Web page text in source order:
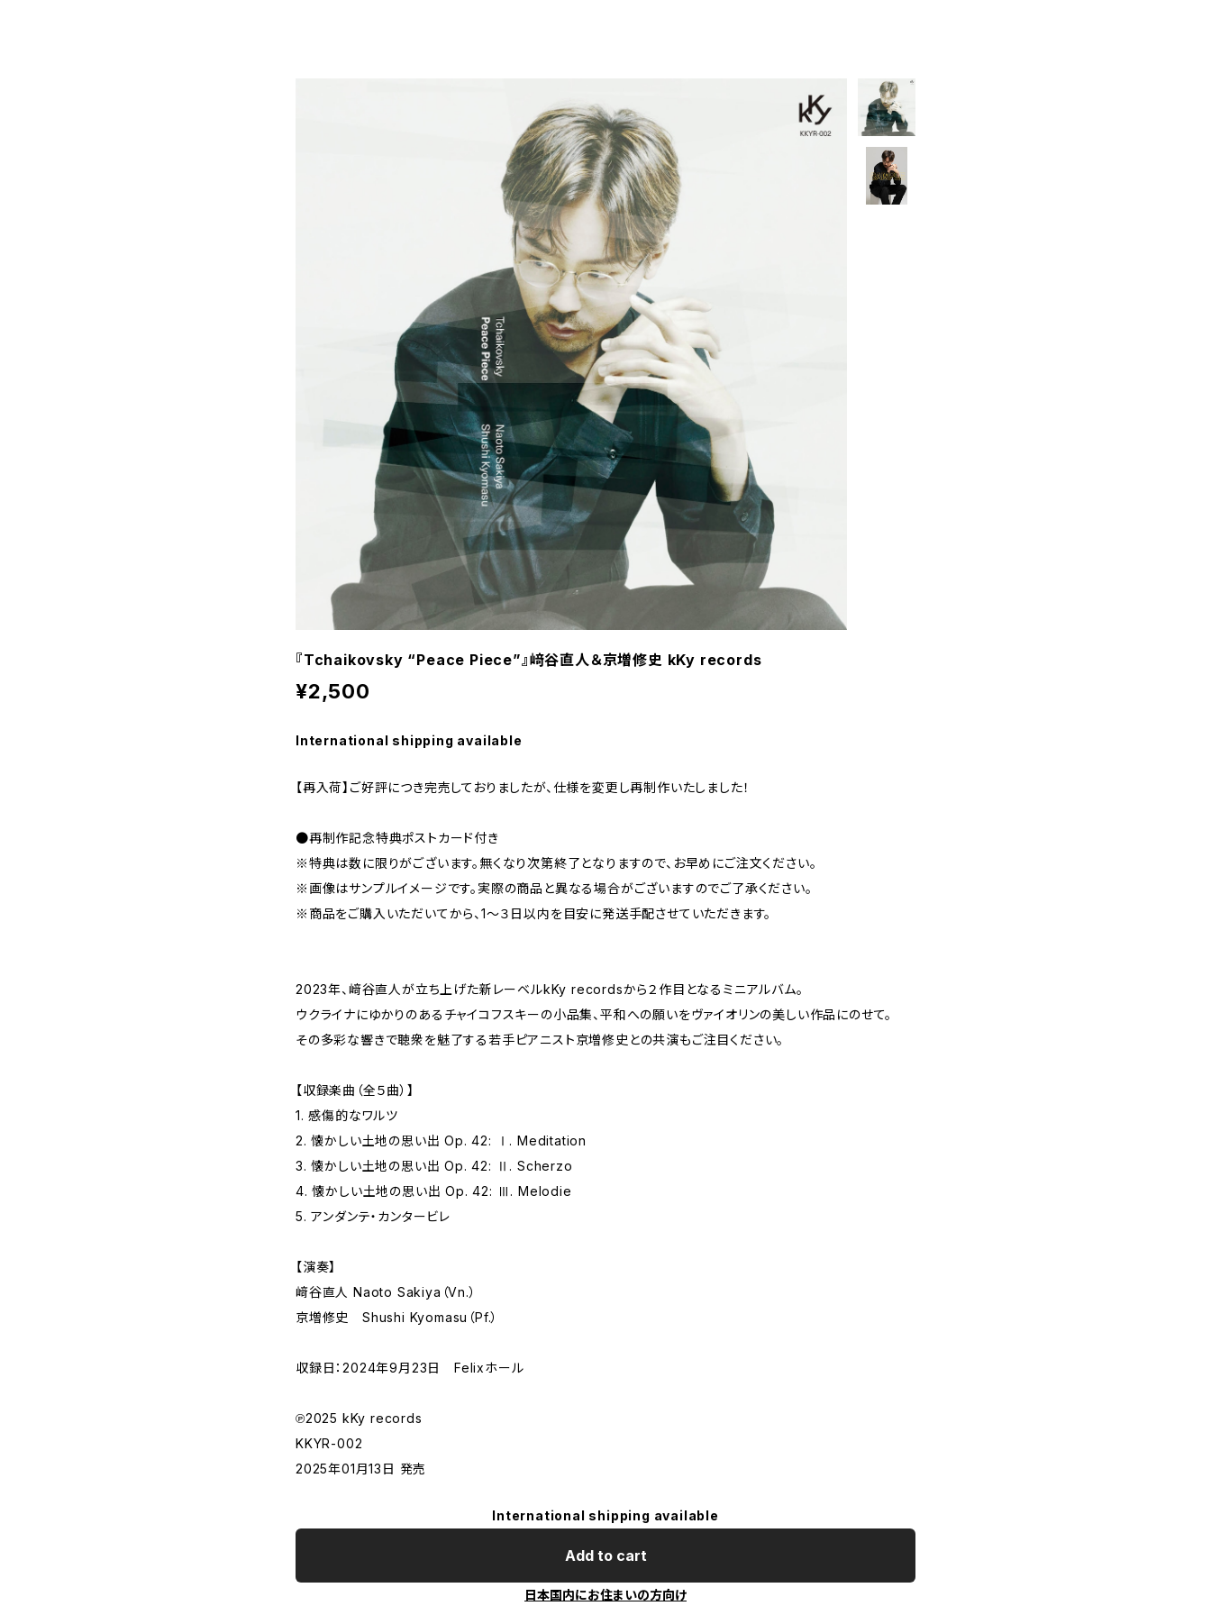
『Tchaikovsky “Peace Piece”』﨑谷直人＆京増修史 kKy records
¥2,500
International shipping available
【再入荷】ご好評につき完売しておりましたが、仕様を変更し再制作いたしました！
●再制作記念特典ポストカード付き
※特典は数に限りがございます。無くなり次第終了となりますので、お早めにご注文ください。
※画像はサンプルイメージです。実際の商品と異なる場合がございますのでご了承ください。
※商品をご購入いただいてから、1～３日以内を目安に発送手配させていただきます。
2023年、﨑谷直人が立ち上げた新レーベルkKy recordsから２作目となるミニアルバム。
ウクライナにゆかりのあるチャイコフスキーの小品集、平和への願いをヴァイオリンの美しい作品にのせて。
その多彩な響きで聴衆を魅了する若手ピアニスト京増修史との共演もご注目ください。
【収録楽曲（全５曲）】
1. 感傷的なワルツ
2. 懐かしい土地の思い出 Op. 42: Ⅰ. Meditation
3. 懐かしい土地の思い出 Op. 42: Ⅱ. Scherzo
4. 懐かしい土地の思い出 Op. 42: Ⅲ. Melodie
5. アンダンテ・カンタービレ
【演奏】
﨑谷直人 Naoto Sakiya（Vn.）
京増修史 Shushi Kyomasu（Pf.）
収録日：2024年9月23日 Felixホール
℗2025 kKy records
KKYR-002
2025年01月13日 発売
International shipping available
Add to cart
日本国内にお住まいの方向け